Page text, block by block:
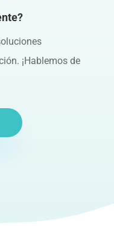
¡Hablemos de